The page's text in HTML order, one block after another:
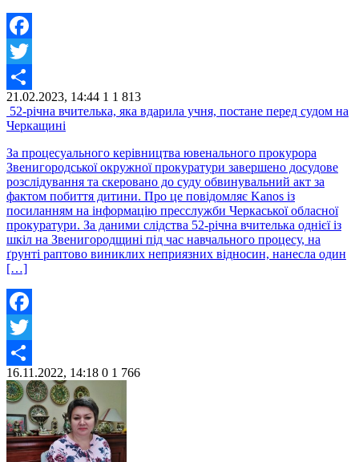
Facebook
Twitter
Share
21.02.2023, 14:44 1 1 813
52-річна вчителька, яка вдарила учня, постане перед судом на
Черкащині
За процесуального керівництва ювенального прокурора
Звенигородської окружної прокуратури завершено досудове
розслідування та скеровано до суду обвинувальний акт за
фактом побиття дитини. Про це повідомляє Kanos із
посиланням на інформацію пресслужби Черкаської обласної
прокуратури. За даними слідства 52-річна вчителька однієї із
шкіл на Звенигородщині під час навчального процесу, на
ґрунті раптово виниклих неприязних відносин, нанесла один
[…]
Facebook
Twitter
Share
16.11.2022, 14:18 0 1 766